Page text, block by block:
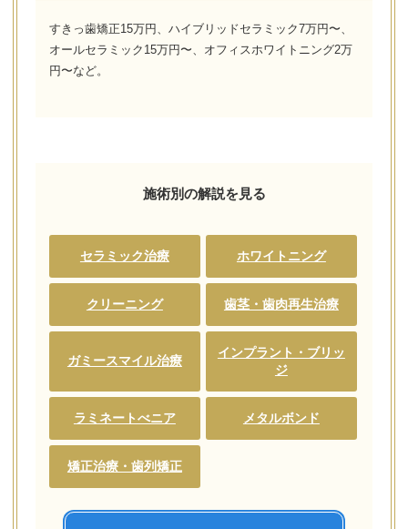
すきっ歯矯正15万円、ハイブリッドセラミック7万円〜、
オールセラミック15万円〜、オフィスホワイトニング2万
円〜など。
施術別の解説を見る
セラミック治療 ホワイトニング
クリーニング 歯茎・歯肉再生治療
ガミースマイル治療
インプラント・ブリッ
ジ
ラミネートべニア メタルボンド
矯正治療・歯列矯正